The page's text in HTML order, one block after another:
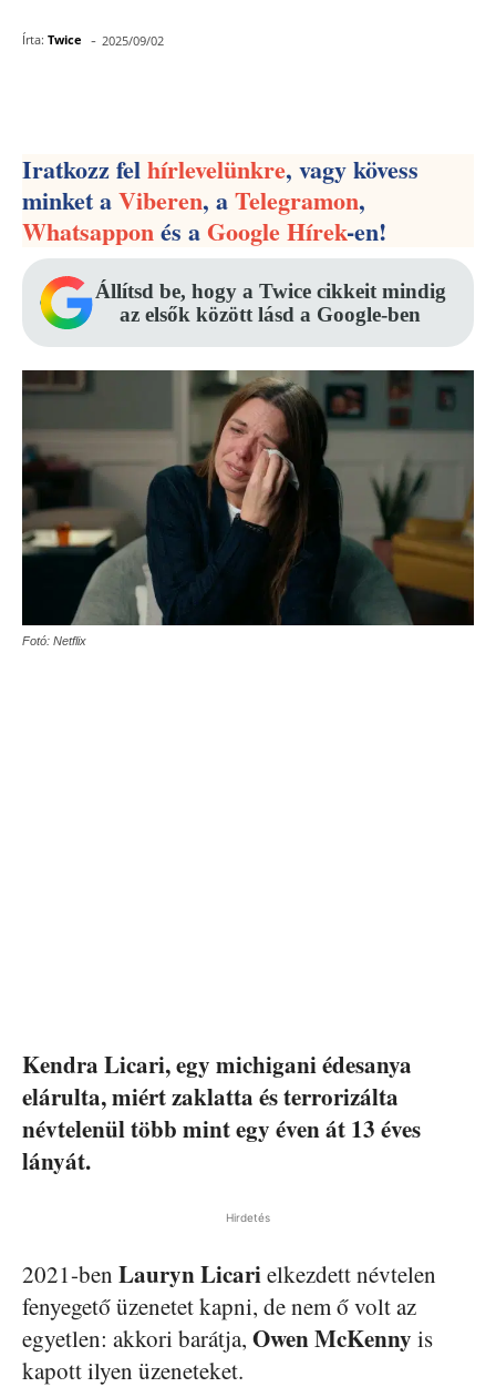
Írta: Twice - 2025/09/02
Iratkozz felhírlevelünkre, vagy kövess
minket aViberen, aTelegramon,
Whatsapponés aGoogle Hírek-en!
Állítsd be, hogy a Twice cikkeit mindig
az elsők között lásd a Google-ben
Fotó: Netflix
Kendra Licari, egy michigani édesanya
elárulta, miért zaklatta és terrorizálta
névtelenül több mint egy éven át 13 éves
lányát.
Hirdetés
2021-ben LaurynLicarielkezdett névtelen
fenyegető üzenetet kapni, de nem ő volt az
egyetlen: akkori barátja, OwenMcKenny is
kapott ilyen üzeneteket.